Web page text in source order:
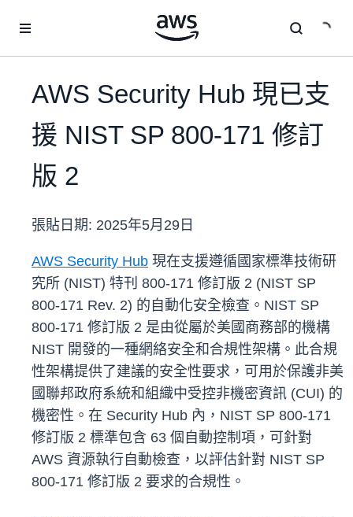
AWS Security Hub 現已支
援 NIST SP 800-171 修訂
版 2
張貼日期: 2025年5月29日
AWS Security Hub 現在支援遵循國家標準技術研
究所 (NIST) 特刊 800-171 修訂版 2 (NIST SP
800-171 Rev. 2) 的自動化安全檢查。NIST SP
800-171 修訂版 2 是由從屬於美國商務部的機構
NIST 開發的一種網絡安全和合規性架構。此合規
性架構提供了建議的安全性要求，可用於保護非美
國聯邦政府系統和組織中受控非機密資訊 (CUI) 的
機密性。在 Security Hub 內，NIST SP 800-171
修訂版 2 標準包含 63 個自動控制項，可針對
AWS 資源執行自動檢查，以評估針對 NIST SP
800-171 修訂版 2 要求的合規性。